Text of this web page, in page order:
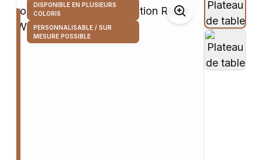
DISPONIBLE EN PLUSIEURS
COLORIS
PERSONNALISABLE / SUR
MESURE POSSIBLE